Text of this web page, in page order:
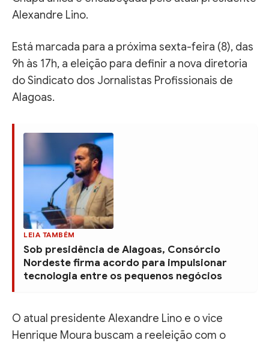
Alexandre Lino.
Está marcada para a próxima sexta-feira (8), das
9h às 17h, a eleição para definir a nova diretoria
do Sindicato dos Jornalistas Profissionais de
Alagoas.
LEIA TAMBÉM
Sob presidência de Alagoas, Consórcio
Nordeste firma acordo para impulsionar
tecnologia entre os pequenos negócios
O atual presidente Alexandre Lino e o vice
Henrique Moura buscam a reeleição com o